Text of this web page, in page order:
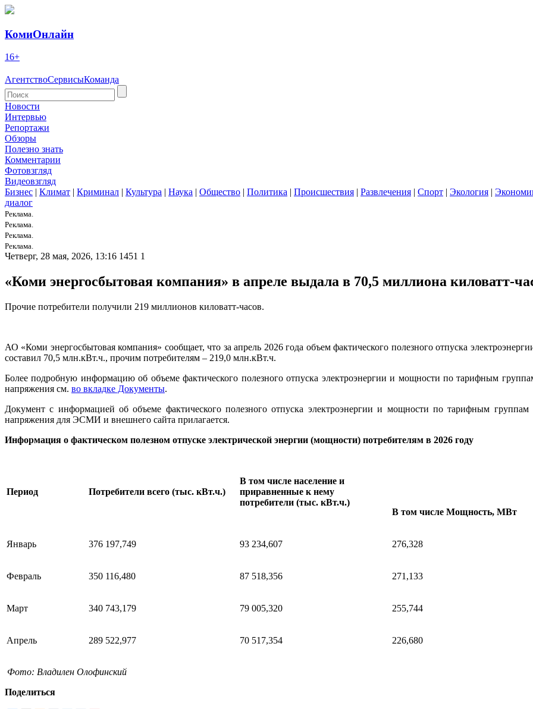
КомиОнлайн
16+
АгентствоСервисыКоманда
Новости
Интервью
Репортажи
Обзоры
Полезно знать
Комментарии
Фотовзгляд
Видеовзгляд
Бизнес | Климат | Криминал | Культура | Наука | Общество | Политика | Происшествия | Развлечения | Спорт | Экология |
диалог
Реклама.
Реклама.
Реклама.
Реклама.
Четверг, 28 мая, 2026, 13:16 1451 1
«Коми энергосбытовая компания» в апреле выдала в 70,5 миллиона киловатт-
Прочие потребители получили 219 миллионов киловатт-часов.
АО «Коми энергосбытовая компания» сообщает, что за апрель 2026 года объем фактического полезного отпуска
составил 70,5 млн.кВт.ч., прочим потребителям – 219,0 млн.кВт.ч.
Более подробную информацию об объеме фактического полезного отпуска электроэнергии и мощности по тарифным
напряжения см. во вкладке Документы.
Документ с информацией об объеме фактического полезного отпуска электроэнергии и мощности по тарифным группам
напряжения для ЭСМИ и внешнего сайта прилагается.
Информация о фактическом полезном отпуске электрической энергии (мощности) потребителям в 2026 году
Период Потребители всего (тыс. кВт.ч.)
В том числе население и
приравненные к нему
потребители (тыс. кВт.ч.)
В том числе Мощность, МВт
Январь 376 197,749 93 234,607 276,328
Февраль 350 116,480 87 518,356 271,133
Март 340 743,179 79 005,320 255,744
Апрель 289 522,977 70 517,354 226,680
Фото: Владилен Олофинский
Поделиться